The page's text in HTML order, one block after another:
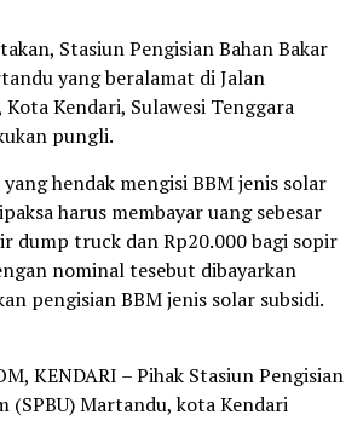
Stasiun Pengisian Bahan Bakar
yang beralamat di Jalan
Kendari, Sulawesi Tenggara
pungli.
hendak mengisi BBM jenis solar
harus membayar uang sebesar
dump truck dan Rp20.000 bagi sopir
nominal tesebut dibayarkan
pengisian BBM jenis solar subsidi.
KENDARI – Pihak Stasiun Pengisian
(SPBU) Martandu, kota Kendari